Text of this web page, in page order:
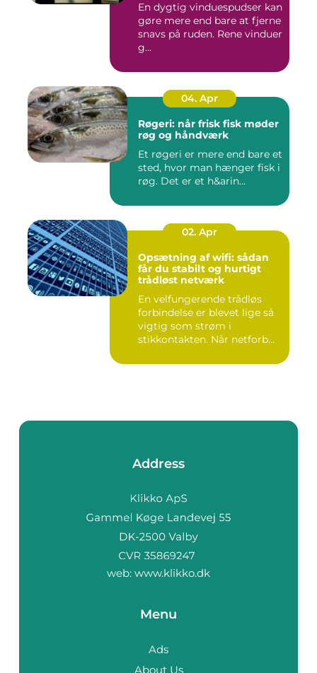
En dygtig vinduespudser kan
gøre mere end bare at fjerne
snavs på ruden. Rene vinduer
g...
04. Apr
Røgeri: når frisk fisk møder
røg og håndværk
Et røgeri er mere end bare et
sted, hvor man hænger fisk i
røg. Det er et h&arin...
02. Apr
Opsætning af wifi: sådan
får du stabilt og hurtigt
trådløst netværk
En velfungerende trådløs
forbindelse er blevet lige så
vigtig som strøm i
stikkontakten. Når netforb...
Address
web: www.klikko.dk
Menu
Ads
About Us